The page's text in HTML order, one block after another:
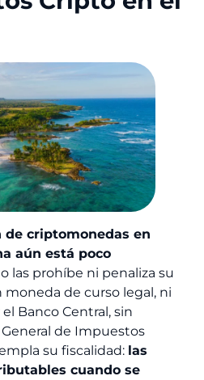
de criptomonedas en
aún está poco
las prohíbe ni penaliza su
moneda de curso legal, ni
Banco Central, sin
de Impuestos
su fiscalidad: las
cuando se